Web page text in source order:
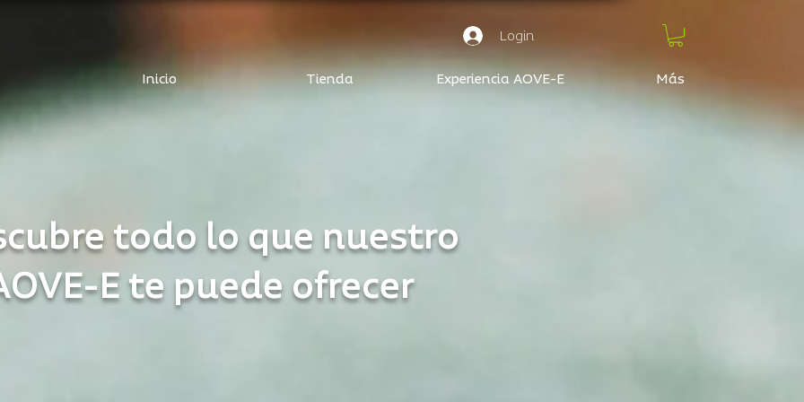
Inicio Tienda Experiencia AOVE-E Más
Login
todo lo que nuestro
E te puede ofrecer